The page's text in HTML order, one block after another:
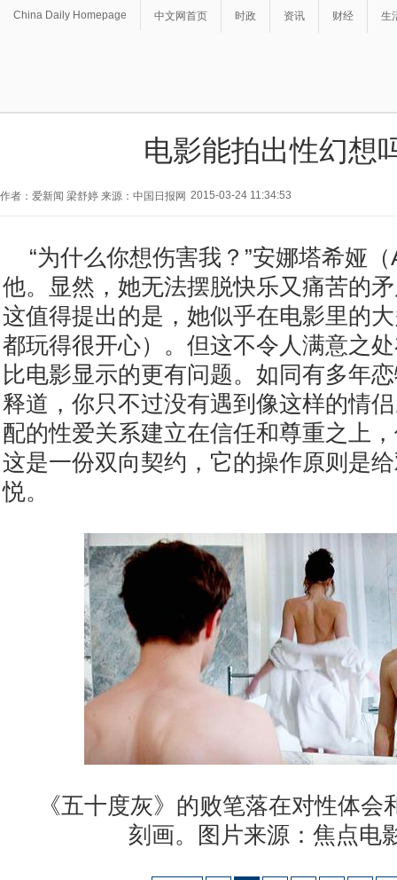
China Daily Homepage 中文网首页 时政 资讯 财经 生
电影能拍出性幻想
作者：爱新闻 梁舒婷 来源：中国日报网 2015-03-24 11:34:53
“为什么你想伤害我？”安娜塔希娅
他。显然，她无法摆脱快乐又痛苦的
这值得提出的是，她似乎在电影里的
都玩得很开心）。但这不令人满意之
比电影显示的更有问题。如同有多年
释道，你只不过没有遇到像这样的情
配的性爱关系建立在信任和尊重之上
这是一份双向契约，它的操作原则是
悦。
《五十度灰》的败笔落在对性体会
刻画。图片来源：焦点电